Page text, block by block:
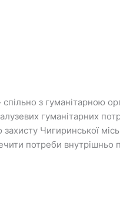
з гуманітарною
гуманітарних
захисту Чигиринської
потреби